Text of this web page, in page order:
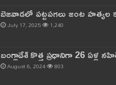
బెజవాడలో పట్టపగలు జంట
July 17, 2025 1,240
బంగ్లాదేశ్ కొత్త ప్రధానిగా 26 ఏళ్ల
August 6, 2024 803